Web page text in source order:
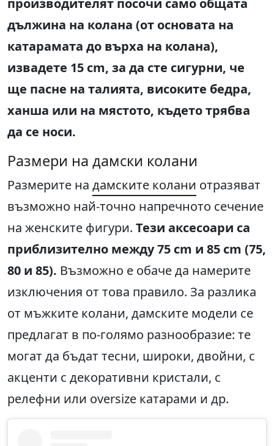
производителят посочи само общата
дължина на колана (от основата на
катарамата до върха на колана),
извадете 15 cm, за да сте сигурни, че
ще пасне на талията, високите бедра,
ханша или на мястото, където трябва
да се носи.
Размери на дамски колани
Размерите на дамските колани отразяват
възможно най-точно напречното сечение
на женските фигури. Тези аксесоари са
приблизително между 75 cm и 85 cm (75,
80 и 85). Възможно е обаче да намерите
изключения от това правило. За разлика
от мъжките колани, дамските модели се
предлагат в по-голямо разнообразие: те
могат да бъдат тесни, широки, двойни, с
акценти с декоративни кристали, с
релефни или oversize катарами и др.